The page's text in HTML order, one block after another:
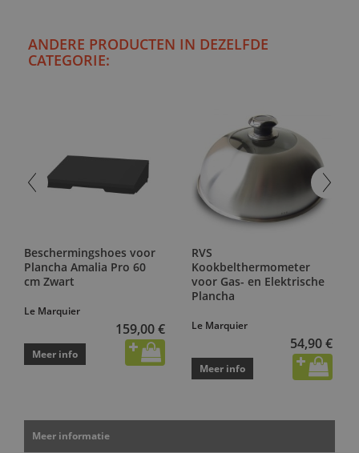
ANDERE PRODUCTEN IN DEZELFDE
CATEGORIE:
Beschermingshoes voor
Plancha Amalia Pro 60
cm Zwart
Le Marquier
159,00 €
Meer info
RVS
Kookbelthermometer
voor Gas- en Elektrische
Plancha
Le Marquier
54,90 €
Meer info
Meer informatie